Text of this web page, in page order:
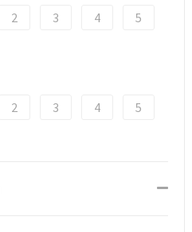
2 3 4
5
2 3 4
5